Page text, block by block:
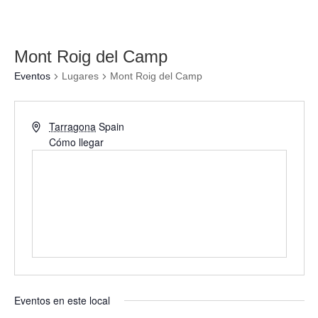
Mont Roig del Camp
Eventos Lugares Mont Roig del Camp
Tarragona Spain
Cómo llegar
Eventos en este local